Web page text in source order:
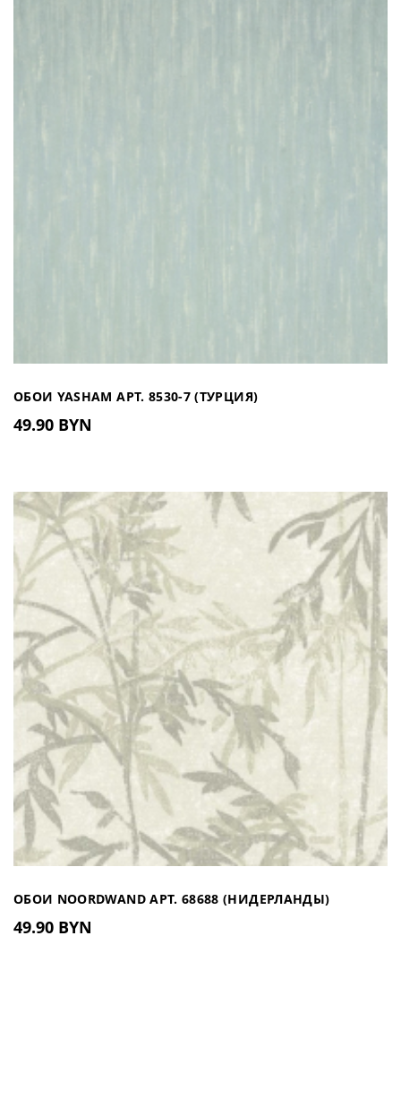
ОБОИ YASHAM АРТ. 8530-7 (ТУРЦИЯ)
49.90 BYN
ОБОИ NOORDWAND АРТ. 68688 (НИДЕРЛАНДЫ)
49.90 BYN